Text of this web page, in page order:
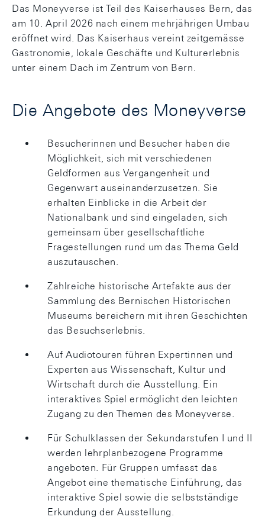
Das Moneyverse ist Teil des Kaiserhauses Bern, das
am 10. April 2026 nach einem mehrjährigen Umbau
eröffnet wird. Das Kaiserhaus vereint zeitgemässe
Gastronomie, lokale Geschäfte und Kulturerlebnis
unter einem Dach im Zentrum von Bern.
Die Angebote des Moneyverse
Besucherinnen und Besucher haben die
Möglichkeit, sich mit verschiedenen
Geldformen aus Vergangenheit und
Gegenwart auseinanderzusetzen. Sie
erhalten Einblicke in die Arbeit der
Nationalbank und sind eingeladen, sich
gemeinsam über gesellschaftliche
Fragestellungen rund um das Thema Geld
auszutauschen.
Zahlreiche historische Artefakte aus der
Sammlung des Bernischen Historischen
Museums bereichern mit ihren Geschichten
das Besuchserlebnis.
Auf Audiotouren führen Expertinnen und
Experten aus Wissenschaft, Kultur und
Wirtschaft durch die Ausstellung. Ein
interaktives Spiel ermöglicht den leichten
Zugang zu den Themen des Moneyverse.
Für Schulklassen der Sekundarstufen I und II
werden lehrplanbezogene Programme
angeboten. Für Gruppen umfasst das
Angebot eine thematische Einführung, das
interaktive Spiel sowie die selbstständige
Erkundung der Ausstellung.